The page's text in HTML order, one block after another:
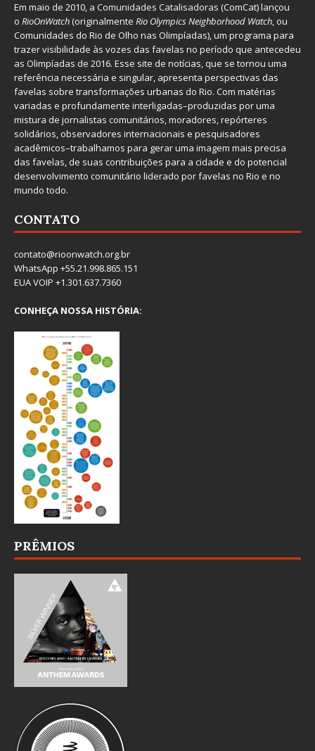
Em maio de 2010, a Comunidades Catalisadoras (ComCat) lançou
o RioOnWatch(originalmente Rio Olympics Neighborhood Watch, ou
Comunidades do Rio de Olho nas Olimpíadas), um programa para
trazer visibilidade às vozes das favelas no período que antecedeu
as Olimpíadas de 2016. Esse site de notícias, que se tornou uma
referência necessária e singular, apresenta perspectivas das
favelas sobre transformações urbanas do Rio. Com matérias
variadas e profundamente interligadas–produzidas por uma
mistura de jornalistas comunitários, moradores, repórteres
solidários, observadores internacionais e pesquisadores
acadêmicos–trabalhamos para gerar uma imagem mais precisa
das favelas, de suas contribuições para a cidade e do potencial
desenvolvimento comunitário liderado por favelas no Rio e no
mundo todo.
CONTATO
contato@rioonwatch.org.br
WhatsApp +55.21.998.865.151
EUA VOIP +1.301.637.7360
CONHEÇA NOSSA HISTÓRIA:
PRÊMIOS